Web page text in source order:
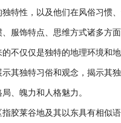
特性，以及他们在风俗习惯
服饰特点、思维方式诸多方
不仅仅是独特的地理环境和
示其独特习俗和观念，揭示其
、魄力和人格魅力。
莱谷地及其以东具有相似语